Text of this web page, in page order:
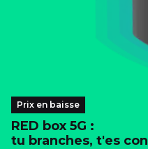
Prix en baisse
RED box 5G :
tu branches, t'es